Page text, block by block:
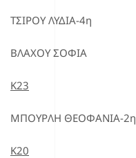
ΤΣΙΡΟΥ ΛΥΔΙΑ-4η
ΒΛΑΧΟΥ ΣΟΦΙΑ
Κ23
ΜΠΟΥΡΛΗ ΘΕΟΦΑΝΙΑ-2η
Κ20